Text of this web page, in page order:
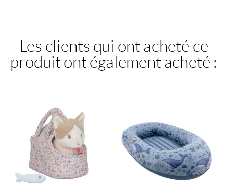
Les clients qui ont acheté ce
produit ont également acheté :